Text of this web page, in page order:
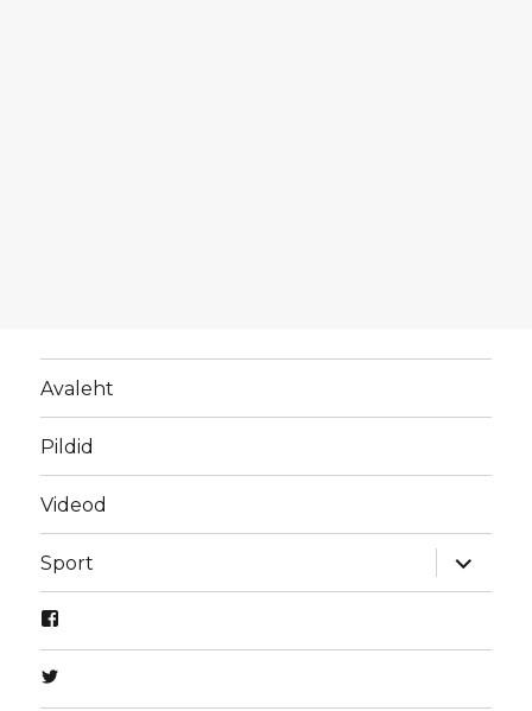
Avaleht
Pildid
Videod
Sport
laienda